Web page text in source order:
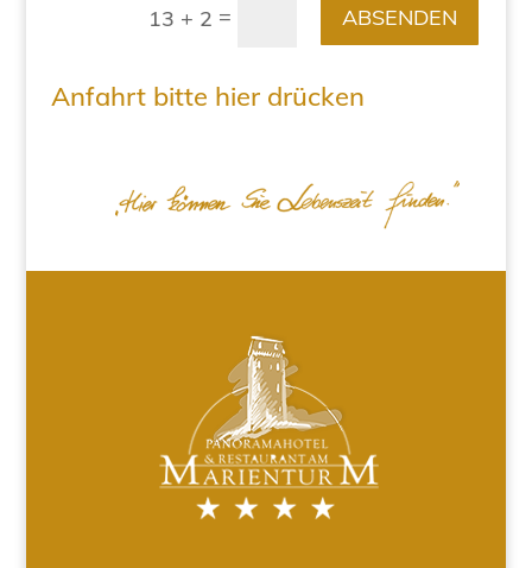
13 + 2 = ABSENDEN
Anfahrt bitte hier drücken